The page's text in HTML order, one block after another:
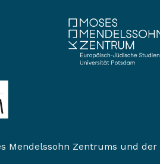
Mendelssohn Zentrums und der